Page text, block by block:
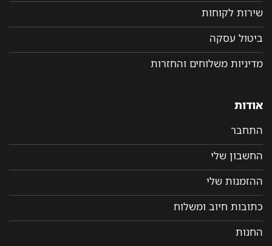
שירות לקוחות
ביטול עסקה
מדיניות משלוחים והחזרות
אודות
התחבר
החשבון שלי
ההזמנות שלי
כתובות חיוב ומשלוח
החנות